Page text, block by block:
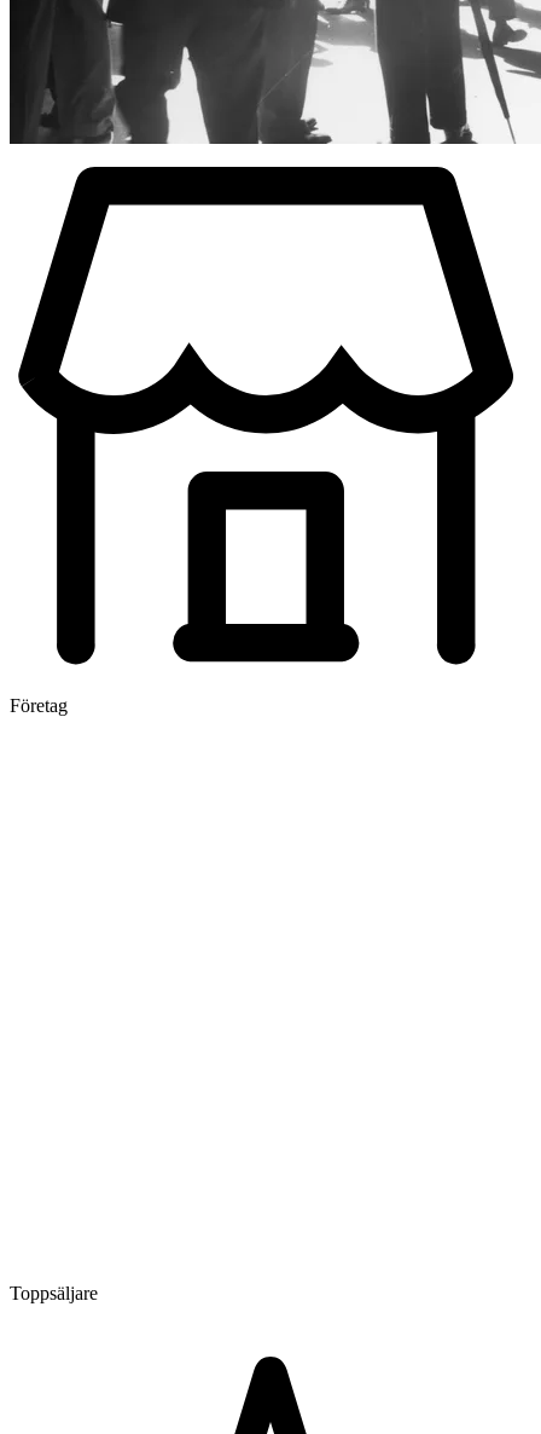
Företag
Toppsäljare